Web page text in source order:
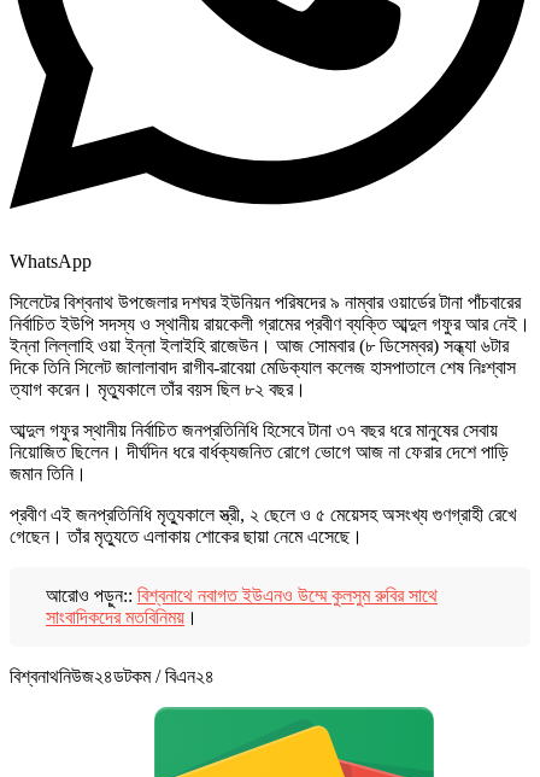
WhatsApp
সিলেটের বিশ্বনাথ উপজেলার দশঘর ইউনিয়ন পরিষদের ৯ নাম্বার ওয়ার্ডের টানা পাঁচবারের
নির্বাচিত ইউপি সদস্য ও স্থানীয় রায়কেলী গ্রামের প্রবীণ ব্যক্তি আব্দুল গফুর আর নেই।
ইন্না লিল্লাহি ওয়া ইন্না ইলাইহি রাজেউন। ​আজ সোমবার (৮ ডিসেম্বর) সন্ধ্যা ৬টার
দিকে তিনি সিলেট জালালাবাদ রাগীব-রাবেয়া মেডিক্যাল কলেজ হাসপাতালে শেষ নিঃশ্বাস
ত্যাগ করেন। মৃত্যুকালে তাঁর বয়স ছিল ৮২ বছর।
আব্দুল গফুর ​স্থানীয় নির্বাচিত জনপ্রতিনিধি হিসেবে টানা ৩৭ বছর ধরে মানুষের সেবায়
নিয়োজিত ছিলেন। দীর্ঘদিন ধরে বার্ধক্যজনিত রোগে ভোগে আজ না ফেরার দেশে পাড়ি
জমান তিনি।
​প্রবীণ এই জনপ্রতিনিধি মৃত্যুকালে স্ত্রী, ২ ছেলে ও ৫ মেয়েসহ অসংখ্য গুণগ্রাহী রেখে
গেছেন। তাঁর মৃত্যুতে এলাকায় শোকের ছায়া নেমে এসেছে।
আরোও পড়ুন:: বিশ্বনাথে নবাগত ইউএনও উম্মে কুলসুম রুবির সাথে
সাংবাদিকদের মতবিনিময় ।
বিশ্বনাথনিউজ২৪ডটকম / বিএন২৪